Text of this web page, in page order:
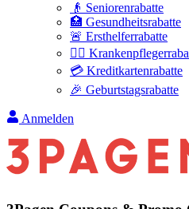
👴 Seniorenrabatte
🏥 Gesundheitsrabatte
🚨 Ersthelferrabatte
👩‍⚕️
💳 Kreditkartenrabatte
🎉 Geburtstagsrabatte
Anmelden